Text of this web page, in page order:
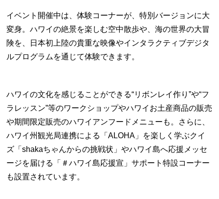
イベント開催中は、体験コーナーが、特別バージョンに大
変身。ハワイの絶景を楽しむ空中散歩や、海の世界の大冒
険を、日本初上陸の貴重な映像やインタラクティブデジタ
ルプログラムを通じて体験できます。
ハワイの文化を感じることができる“リボンレイ作り”や“フ
ラレッスン”等のワークショップやハワイお土産商品の販売
や期間限定販売のハワイアンフードメニューも。さらに、
ハワイ州観光局連携による「ALOHA」を楽しく学ぶクイ
ズ「shakaちゃんからの挑戦状」やハワイ島へ応援メッセ
ージを届ける「＃ハワイ島応援宣」サポート特設コーナー
も設置されています。